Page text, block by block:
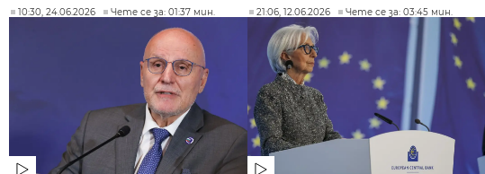
10:30, 24.06.2026 Чете се за: 01:37 мин. 21:06, 12.06.2026 Чете се за: 03:45 мин.